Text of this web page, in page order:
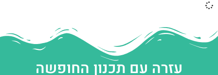
עזרה עם תכנון החופשה